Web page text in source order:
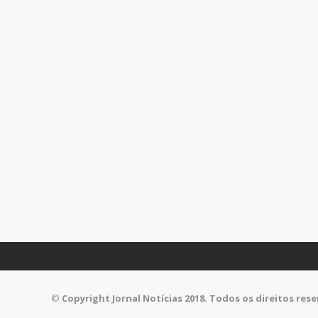
© Copyright Jornal Notícias 2018. Todos os direitos